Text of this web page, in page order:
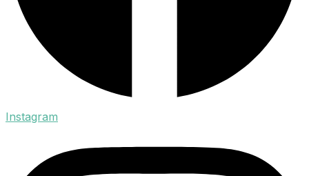
Instagram